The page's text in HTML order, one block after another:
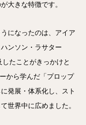
大きな特徴です。
になったのは、アイア
ンソン・ラサター
たことがきっかけと
から学んだ「プロップ
発展・体系化し、スト
世界中に広めました。